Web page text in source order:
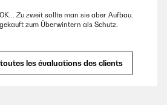
Zu zweit sollte man sie aber Aufbau.
zum Überwintern als Schutz.
les évaluations des clients